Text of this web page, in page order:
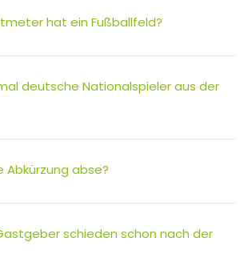
hat ein Fußballfeld?
deutsche Nationalspieler aus der
abse?
schieden schon nach der